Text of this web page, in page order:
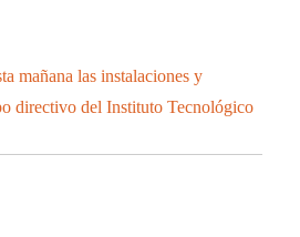
mañana las instalaciones y
directivo del Instituto Tecnológico